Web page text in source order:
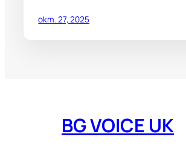
окт. 27, 2025
BG VOICE UK